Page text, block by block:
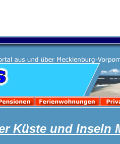
Küste und Inseln